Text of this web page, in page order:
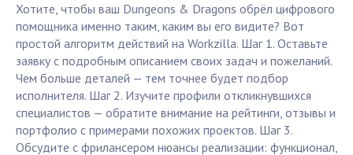
Хотите, чтобы ваш Dungeons & Dragons обрёл цифрового
помощника именно таким, каким вы его видите? Вот
простой алгоритм действий на Workzilla. Шаг 1. Оставьте
заявку с подробным описанием своих задач и пожеланий.
Чем больше деталей — тем точнее будет подбор
исполнителя. Шаг 2. Изучите профили откликнувшихся
специалистов — обратите внимание на рейтинги, отзывы и
портфолио с примерами похожих проектов. Шаг 3.
Обсудите с фрилансером нюансы реализации: функционал,